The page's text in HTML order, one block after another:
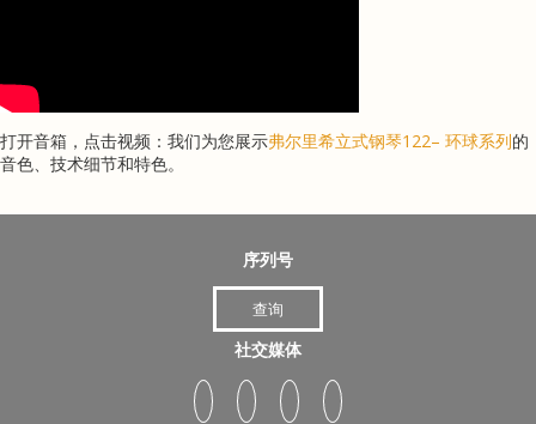
打开音箱，点击视频：我们为您展示弗尔里希立式钢琴122– 环球系列的
音色、技术细节和特色。
序列号
查询
社交媒体